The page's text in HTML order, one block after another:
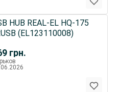
грн.
HUB REAL-EL HQ-175
(EL123110008)